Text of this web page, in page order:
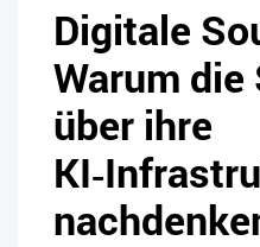
Digitale
Warum die
über ihre